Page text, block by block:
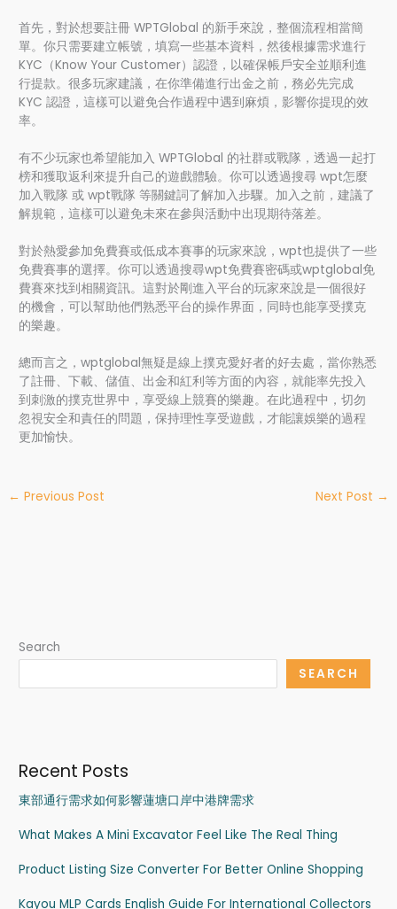
首先，對於想要註冊 WPTGlobal 的新手來說，整個流程相當簡
單。你只需要建立帳號，填寫一些基本資料，然後根據需求進行
KYC（Know Your Customer）認證，以確保帳戶安全並順利進
行提款。很多玩家建議，在你準備進行出金之前，務必先完成
KYC 認證，這樣可以避免合作過程中遇到麻煩，影響你提現的效
率。
有不少玩家也希望能加入 WPTGlobal 的社群或戰隊，透過一起打
榜和獲取返利來提升自己的遊戲體驗。你可以透過搜尋 wpt怎麼
加入戰隊 或 wpt戰隊 等關鍵詞了解加入步驟。加入之前，建議了
解規範，這樣可以避免未來在參與活動中出現期待落差。
對於熱愛參加免費賽或低成本賽事的玩家來說，wpt也提供了一些
免費賽事的選擇。你可以透過搜尋wpt免費賽密碼或wptglobal免
費賽來找到相關資訊。這對於剛進入平台的玩家來說是一個很好
的機會，可以幫助他們熟悉平台的操作界面，同時也能享受撲克
的樂趣。
總而言之，wptglobal無疑是線上撲克愛好者的好去處，當你熟悉
了註冊、下載、儲值、出金和紅利等方面的內容，就能率先投入
到刺激的撲克世界中，享受線上競賽的樂趣。在此過程中，切勿
忽視安全和責任的問題，保持理性享受遊戲，才能讓娛樂的過程
更加愉快。
← Previous Post Next Post →
Search
SEARCH
Recent Posts
東部通行需求如何影響蓮塘口岸中港牌需求
What Makes A Mini Excavator Feel Like The Real Thing
Product Listing Size Converter For Better Online Shopping
Kayou MLP Cards English Guide For International Collectors